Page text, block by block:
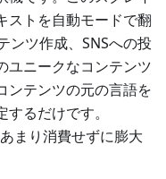
ストを自動モードで翻
ンツ作成、SNSへの投
ユニークなコンテンツ
ンテンツの元の言語を
るだけです。
まり消費せずに膨大